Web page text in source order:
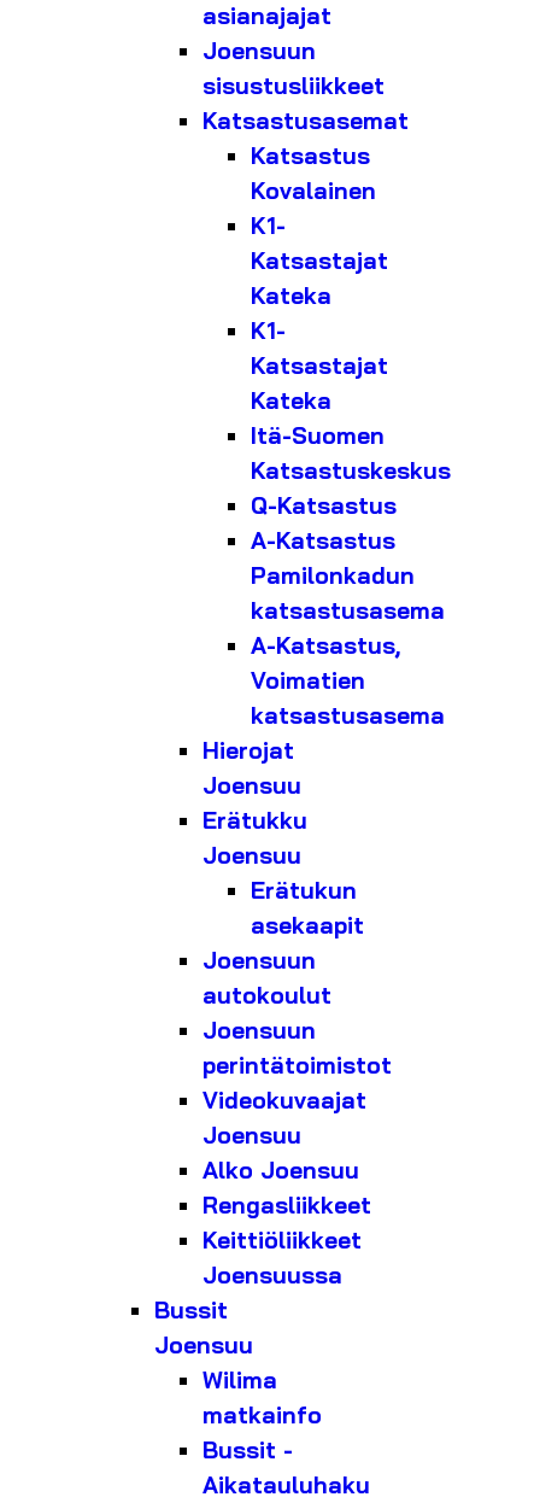
asianajajat
Joensuun
sisustusliikkeet
Katsastusasemat
Katsastus
Kovalainen
K1-
Katsastajat
Kateka
K1-
Katsastajat
Kateka
Itä-Suomen
Katsastuskeskus
Q-Katsastus
A-Katsastus
Pamilonkadun
katsastusasema
A-Katsastus,
Voimatien
katsastusasema
Hierojat
Joensuu
Erätukku
Joensuu
Erätukun
asekaapit
Joensuun
autokoulut
Joensuun
perintätoimistot
Videokuvaajat
Joensuu
Alko Joensuu
Rengasliikkeet
Keittiöliikkeet
Joensuussa
Bussit
Joensuu
Wilima
matkainfo
Bussit -
Aikatauluhaku